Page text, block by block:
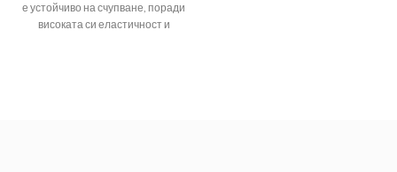
е устойчиво на счупване, поради
високата си еластичност и